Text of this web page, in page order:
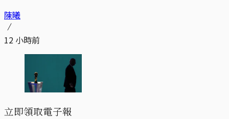
陳曦
12 小時前
立即領取電子報